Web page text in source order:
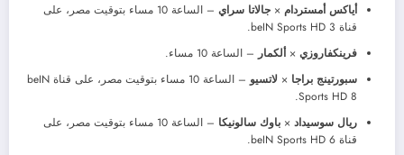
أياكس أمستردام × جالاتا سراي
– الساعة 10 مساء بتوقيت مصر، على
قناة beIN Sports HD 3.
فرينكفاروزي × ألكمار – الساعة 10 مساء.
سبورتينج براجا × لاتسيو
– الساعة 10 مساء بتوقيت مصر، على قناة beIN
Sports HD 8.
ريال سوسيداد × باوك سالونيكا
– الساعة 10 مساء بتوقيت مصر، على
قناة beIN Sports HD 6.